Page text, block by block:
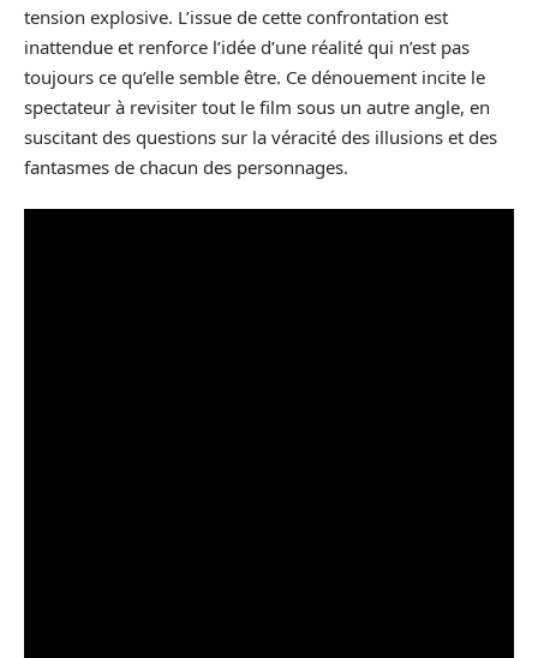
tension explosive. L’issue de cette confrontation est
inattendue et renforce l’idée d’une réalité qui n’est pas
toujours ce qu’elle semble être. Ce dénouement incite le
spectateur à revisiter tout le film sous un autre angle, en
suscitant des questions sur la véracité des illusions et des
fantasmes de chacun des personnages.